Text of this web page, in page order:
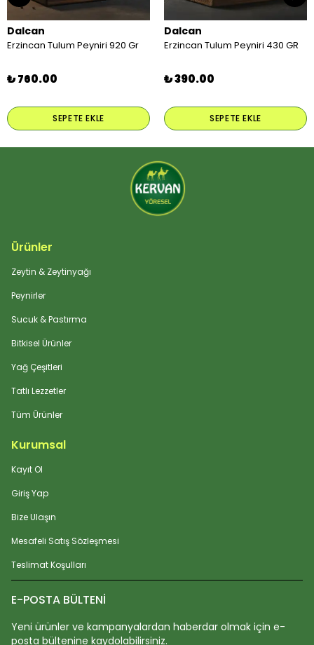
Dalcan
Erzincan Tulum Peyniri 920 Gr
₺ 760.00
SEPETE EKLE
Dalcan
Erzincan Tulum Peyniri 430 GR
₺ 390.00
SEPETE EKLE
Ürünler
Zeytin & Zeytinyağı
Peynirler
Sucuk & Pastırma
Bitkisel Ürünler
Yağ Çeşitleri
Tatlı Lezzetler
Tüm Ürünler
Kurumsal
Kayıt Ol
Giriş Yap
Bize Ulaşın
Mesafeli Satış Sözleşmesi
Teslimat Koşulları
E-POSTA BÜLTENİ
Yeni ürünler ve kampanyalardan haberdar olmak için e-
posta bültenine kaydolabilirsiniz.